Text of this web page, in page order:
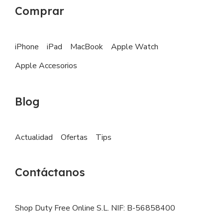
Comprar
iPhone iPad MacBook
Apple Watch
Apple Accesorios
Blog
Actualidad Ofertas Tips
Contáctanos
Shop Duty Free Online S.L. NIF: B-56858400